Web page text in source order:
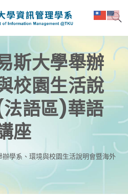
斯大學舉辦
校園生活說
語區)華語
座
辦學系、環境與校園生活說明會暨海外